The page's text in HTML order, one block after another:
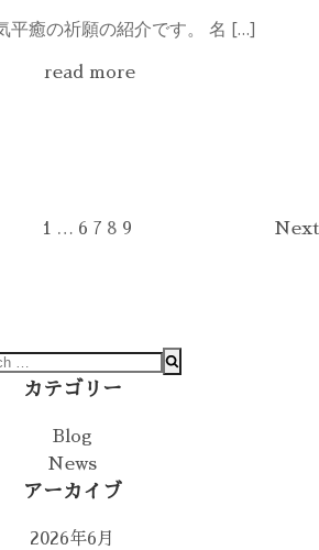
平癒の祈願の紹介です。 名 […]
read more
1 … 6 7 8 9 Next
カテゴリー
Blog
News
アーカイブ
2026年6月